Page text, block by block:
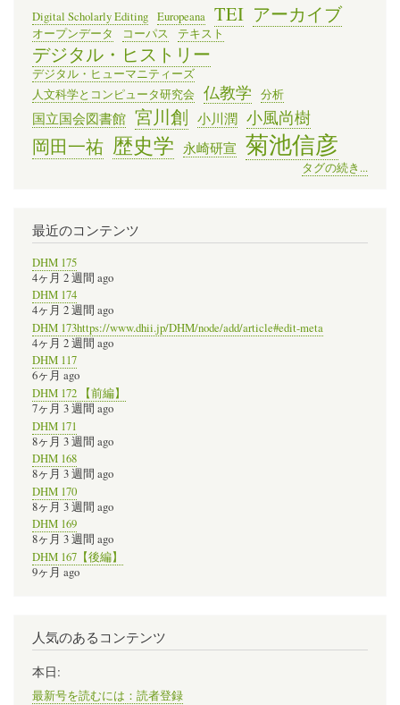
Digital Scholarly Editing Europeana TEI アーカイブ
オープンデータ コーパス テキスト
デジタル・ヒストリー
デジタル・ヒューマニティーズ
人文科学とコンピュータ研究会
仏教学 分析
国立国会図書館 宮川創 小川潤 小風尚樹
岡田一祐 歴史学 永崎研宣 菊池信彦
タグの続き...
最近のコンテンツ
DHM 175
4ヶ月 2 週間 ago
DHM 174
4ヶ月 2 週間 ago
DHM 173https://www.dhii.jp/DHM/node/add/article#edit-meta
4ヶ月 2 週間 ago
DHM 117
6ヶ月 ago
DHM 172 【前編】
7ヶ月 3 週間 ago
DHM 171
8ヶ月 3 週間 ago
DHM 168
8ヶ月 3 週間 ago
DHM 170
8ヶ月 3 週間 ago
DHM 169
8ヶ月 3 週間 ago
DHM 167【後編】
9ヶ月 ago
人気のあるコンテンツ
本日:
最新号を読むには：読者登録